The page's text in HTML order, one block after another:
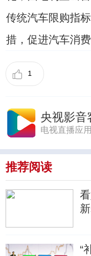
传统汽车限购指
措，促进汽车消费
1
央视影音
电视直播应
推荐阅读
“